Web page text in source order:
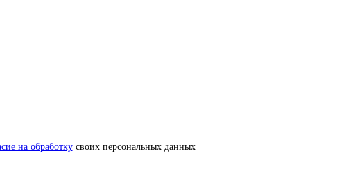
на обработкусвоих персональных данных